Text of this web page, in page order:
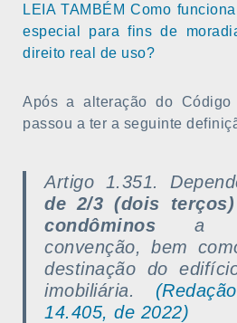
LEIA TAMBÉM Como
especial para fins de
direito real de uso?
Após a alteração do
passou a ter a seguinte
Artigo 1.351.
de 2/3 (dois
condôminos a
convenção, bem
destinação do
imobiliária.
14.405, de 2022)